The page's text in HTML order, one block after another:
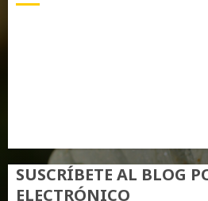
SUSCRÍBETE AL BLOG
ELECTRÓNICO